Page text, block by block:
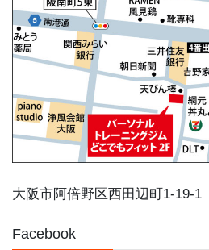
大阪市阿倍野区西田辺町1-19-1
Facebook